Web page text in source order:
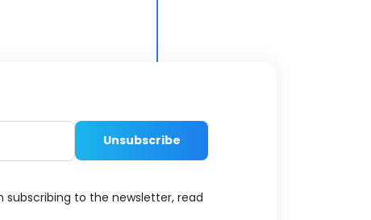
Unsubscribe
to the newsletter, read